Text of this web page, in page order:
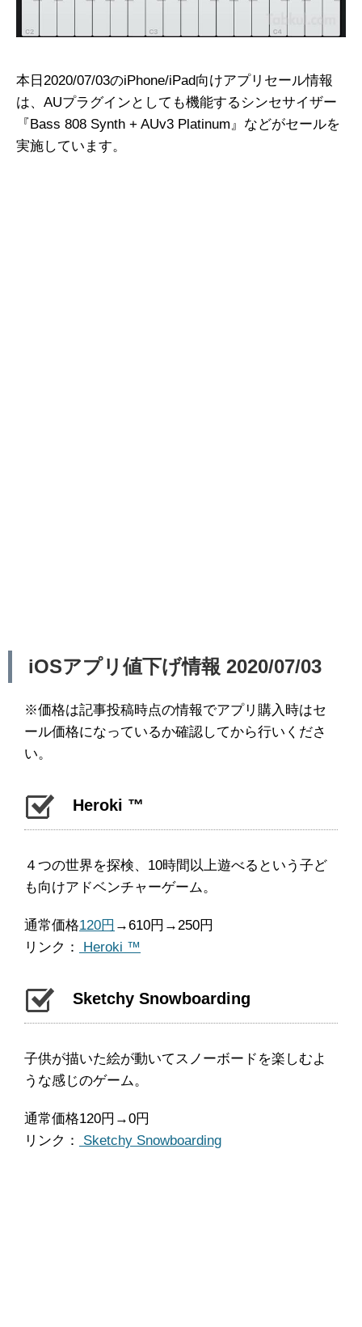
本日2020/07/03のiPhone/iPad向けアプリセール情報
は、AUプラグインとしても機能するシンセサイザー
『Bass 808 Synth + AUv3 Platinum』などがセールを
実施しています。
iOSアプリ値下げ情報 2020/07/03
※価格は記事投稿時点の情報でアプリ購入時はセ
ール価格になっているか確認してから行いくださ
い。
Heroki ™
４つの世界を探検、10時間以上遊べるという子ど
も向けアドベンチャーゲーム。
通常価格120円 →610円→250円
リンク：
Heroki ™
Sketchy Snowboarding
子供が描いた絵が動いてスノーボードを楽しむよ
うな感じのゲーム。
通常価格120円→0円
リンク：
Sketchy Snowboarding